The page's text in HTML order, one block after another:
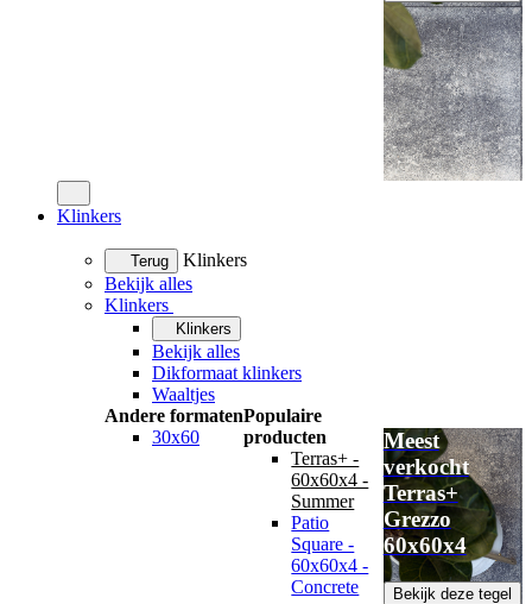
Klinkers
Terug
Klinkers
Bekijk alles
Klinkers
Klinkers
Bekijk alles
Dikformaat klinkers
Waaltjes
Andere formaten
30x60
Populaire
producten
Terras+ -
60x60x4 -
Summer
Patio
Square -
60x60x4 -
Concrete
Meest
verkocht
Terras+
Grezzo
60x60x4
Bekijk deze tegel